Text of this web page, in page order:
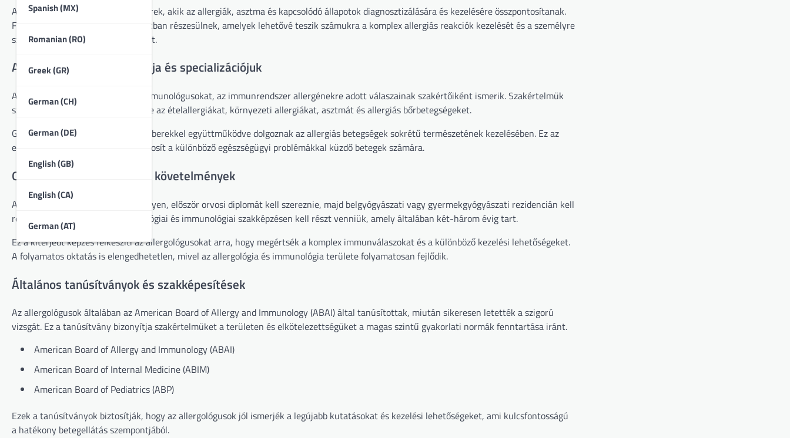
Spanish (MX)
Romanian (RO)
Greek (GR)
German (CH)
German (DE)
English (GB)
English (CA)
German (AT)
Az allergológusok orvosi szakemberek, akik az allergiák, asztma és kapcsolódó állapotok diagnosztizálására és kezelésére összpontosítanak.
Fejlett képzésben és tanúsítványokban részesülnek, amelyek lehetővé teszik számukra a komplex allergiás reakciók kezelését és a személyre
szabott kezelési tervek kidolgozását.
Az allergológusok definíciója és specializációjuk
Az allergológusokat, más néven immunológusokat, az immunrendszer allergénekre adott válaszainak szakértőiként ismerik. Szakértelmük
számos állapotra kiterjed, beleértve az ételallergiákat, környezeti allergiákat, asztmát és allergiás bőrbetegségeket.
Gyakran más egészségügyi szakemberekkel együttműködve dolgoznak az allergiás betegségek sokrétű természetének kezelésében. Ez az
együttműködés átfogó ellátást biztosít a különböző egészségügyi problémákkal küzdő betegek számára.
Oktatási háttér és képzési követelmények
Ahhoz, hogy valaki allergológus legyen, először orvosi diplomát kell szereznie, majd belgyógyászati vagy gyermekgyógyászati rezidencián kell
részt vennie. Ezt követően allergológiai és immunológiai szakképzésen kell részt venniük, amely általában két-három évig tart.
Ez a kiterjedt képzés felkészíti az allergológusokat arra, hogy megértsék a komplex immunválaszokat és a különböző kezelési lehetőségeket.
A folyamatos oktatás is elengedhetetlen, mivel az allergológia és immunológia területe folyamatosan fejlődik.
Általános tanúsítványok és szakképesítések
Az allergológusok általában az American Board of Allergy and Immunology (ABAI) által tanúsítottak, miután sikeresen letették a szigorú
vizsgát. Ez a tanúsítvány bizonyítja szakértelmüket a területen és elkötelezettségüket a magas szintű gyakorlati normák fenntartása iránt.
American Board of Allergy and Immunology (ABAI)
American Board of Internal Medicine (ABIM)
American Board of Pediatrics (ABP)
Ezek a tanúsítványok biztosítják, hogy az allergológusok jól ismerjék a legújabb kutatásokat és kezelési lehetőségeket, ami kulcsfontosságú
a hatékony betegellátás szempontjából.